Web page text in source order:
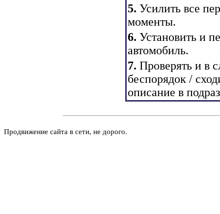
5. Усилить все
моменты.
6. Установить и
автомобиль.
7. Проверять и в
беспорядок /
описание в
Продвижение сайта в сети, не дорого.